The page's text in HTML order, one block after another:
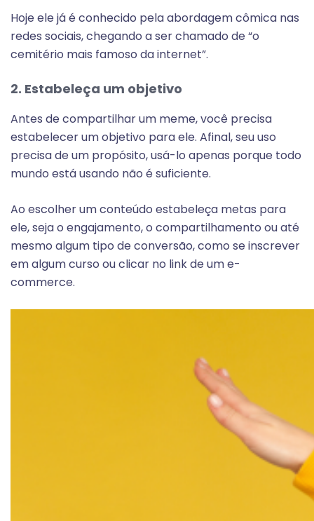
Hoje ele já é conhecido pela abordagem cômica nas
redes sociais, chegando a ser chamado de “o
cemitério mais famoso da internet”.
2. Estabeleça um objetivo
Antes de compartilhar um meme, você precisa
estabelecer um objetivo para ele. Afinal, seu uso
precisa de um propósito, usá-lo apenas porque todo
mundo está usando não é suficiente.
Ao escolher um conteúdo estabeleça metas para
ele, seja o engajamento, o compartilhamento ou até
mesmo algum tipo de conversão, como se inscrever
em algum curso ou clicar no link de um e-
commerce.